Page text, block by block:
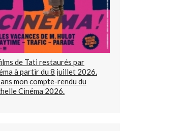
de Tati restaurés par
à partir du 8 juillet 2026.
mon compte-rendu du
Cinéma 2026.